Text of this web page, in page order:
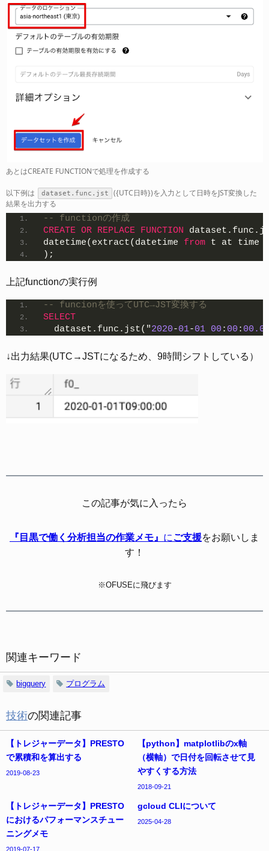
あとはCREATE FUNCTIONで処理を作成する
以下例は dataset.func.jst
({UTC日時})を入力として日時をJST変換した
結果を出力する
-- functionの作成
CREATE OR REPLACE FUNCTION
datetime(extract(datetime from t at time
);
上記functionの実行例
-- funcionを使ってUTC→JST変換する
SELECT
  dataset.func.jst("
2020-01-01 00 : 00 :
↓出力結果(UTC→JSTになるため、9時間シフトしている）
この記事が気に入ったら
『目黒で働く分析担当の作業メモ』 にご支援をお願いしま
す！
※OFUSEに飛びます
関連キーワード
bigquery プログラム
技術の関連記事
【トレジャーデータ】PRESTO
で累積和を算出する
2019-08-23
【python】matplotlibのx軸
（横軸）で日付を回転させて見
やすくする方法
2018-09-21
【トレジャーデータ】PRESTO
におけるパフォーマンスチュー
ニングメモ
2019-07-17
gcloud CLIについて
2025-04-28